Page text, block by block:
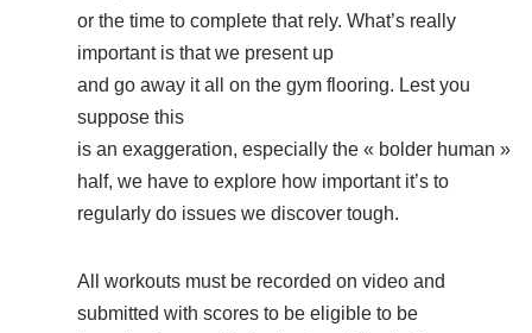
or the time to complete that rely. What’s really
important is that we present up
and go away it all on the gym flooring. Lest you
suppose this
is an exaggeration, especially the « bolder human »
half, we have to explore how important it’s to
regularly do issues we discover tough.
All workouts must be recorded on video and
submitted with scores to be eligible to be